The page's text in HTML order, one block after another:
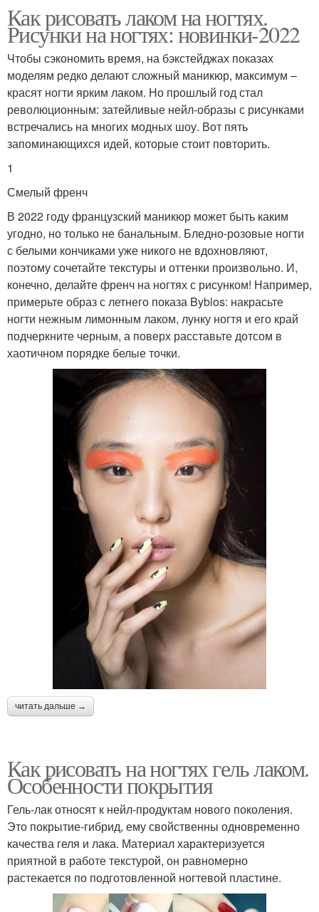
Как рисовать лаком на ногтях.
Рисунки на ногтях: новинки-2022
Чтобы сэкономить время, на бэкстейджах показах
моделям редко делают сложный маникюр, максимум –
красят ногти ярким лаком. Но прошлый год стал
революционным: затейливые нейл-образы с рисунками
встречались на многих модных шоу. Вот пять
запоминающихся идей, которые стоит повторить.
1
Смелый френч
В 2022 году французский маникюр может быть каким
угодно, но только не банальным. Бледно-розовые ногти
с белыми кончиками уже никого не вдохновляют,
поэтому сочетайте текстуры и оттенки произвольно. И,
конечно, делайте френч на ногтях с рисунком! Например,
примерьте образ с летнего показа Byblos: накрасьте
ногти нежным лимонным лаком, лунку ногтя и его край
подчеркните черным, а поверх расставьте дотсом в
хаотичном порядке белые точки.
читать дальше →
Как рисовать на ногтях гель лаком.
Особенности покрытия
Гель-лак относят к нейл-продуктам нового поколения.
Это покрытие-гибрид, ему свойственны одновременно
качества геля и лака. Материал характеризуется
приятной в работе текстурой, он равномерно
растекается по подготовленной ногтевой пластине.